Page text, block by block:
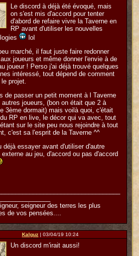
Le discord à déjà été évoqué, mais
on s'est mis d'accord pour tenter
d'abord de refaire vivre la Taverne en
RP avant d'utiliser les nouvelles
lol
marché, il faut juste faire redonner
aux joueurs et même donner l'envie à de
joueur ! Perso j'ai déjà trouvé quelques
intéressé, tout dépend de comment
projet.
de passer un petit moment à l Taverne
autres joueurs, (bon on était que 2 à
3ème dormait) mais voilà quoi, c'était
RP en live, le décor qui va avec, tout
sur le site peu nous rejoindre à tout
c'est sa l'esprit de la Taverne ^^
déjà essayer avant d'utiliser d'autre
externe au jeu, d'accord ou pas d'accord
seigneur des terres les plus
de vos pensées....
Kalguz | 03/04/19 10:24
Un discord m'irait aussi!